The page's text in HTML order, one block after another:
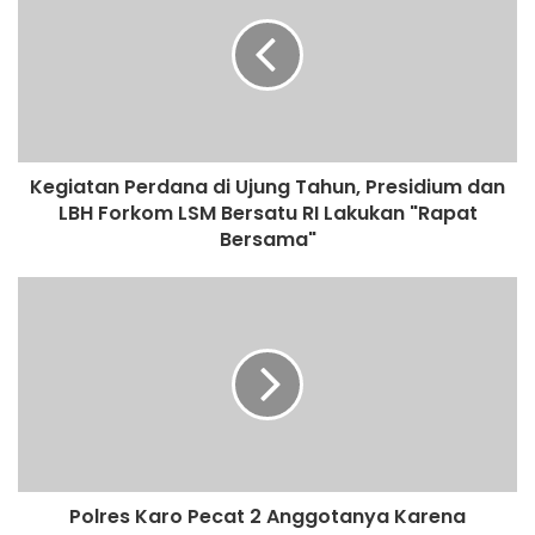
t
Kegiatan Perdana di Ujung Tahun, Presidium dan
LBH Forkom LSM Bersatu RI Lakukan "Rapat
Bersama"
Polres Karo Pecat 2 Anggotanya Karena